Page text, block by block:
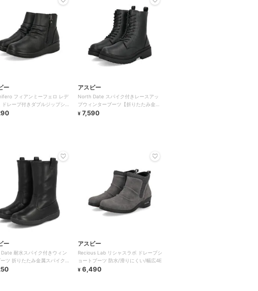
ー
フィアンミーフェロ レデ
ドレープ付きダブルジップショ
ツ
アスビー
North Date スパイク付きレースアッ
プウィンターブーツ【折りたたみ金属
スパイク/蓄熱保温】
¥ 7,590
ー
耐水スパイク付きウィン
ツ 折りたたみ金属スパイク/
/積寒地対応
アスビー
Recious Lab リシャスラボ ドレープシ
ョートブーツ 防水/滑りにくい/幅広4E
¥ 6,490